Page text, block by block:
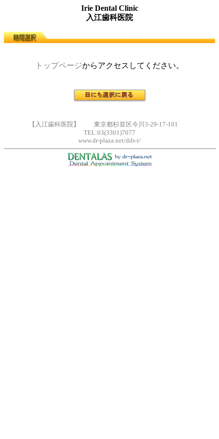
Irie Dental Clinic
入江歯科医院
トップページからアクセスしてください。
【入江歯科医院】 東京都杉並区今川3-29-17-101
TEL:03(3301)7077
www.dr-plaza.net/dds-i/